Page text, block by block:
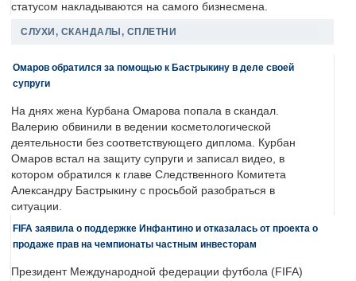
статусом накладываются на самого бизнесмена.
СЛУХИ, СКАНДАЛЫ, СПЛЕТНИ
Омаров обратился за помощью к Бастрыкину в деле своей
супруги
На днях жена Курбана Омарова попала в скандал.
Валерию обвинили в ведении косметологической
деятельности без соответствующего диплома. Курбан
Омаров встал на защиту супруги и записал видео, в
котором обратился к главе Следственного Комитета
Александру Бастрыкину с просьбой разобраться в
ситуации.
FIFA заявила о поддержке Инфантино и отказалась от проекта о
продаже прав на чемпионаты частным инвесторам
Президент Международной федерации футбола (FIFA)